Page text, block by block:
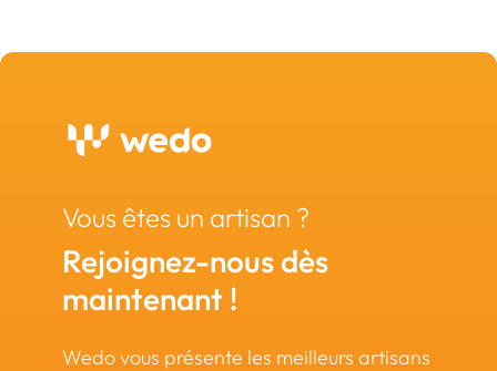
Vous êtes un artisan ?
Rejoignez-nous dès
maintenant !
Wedo vous présente les meilleurs artisans